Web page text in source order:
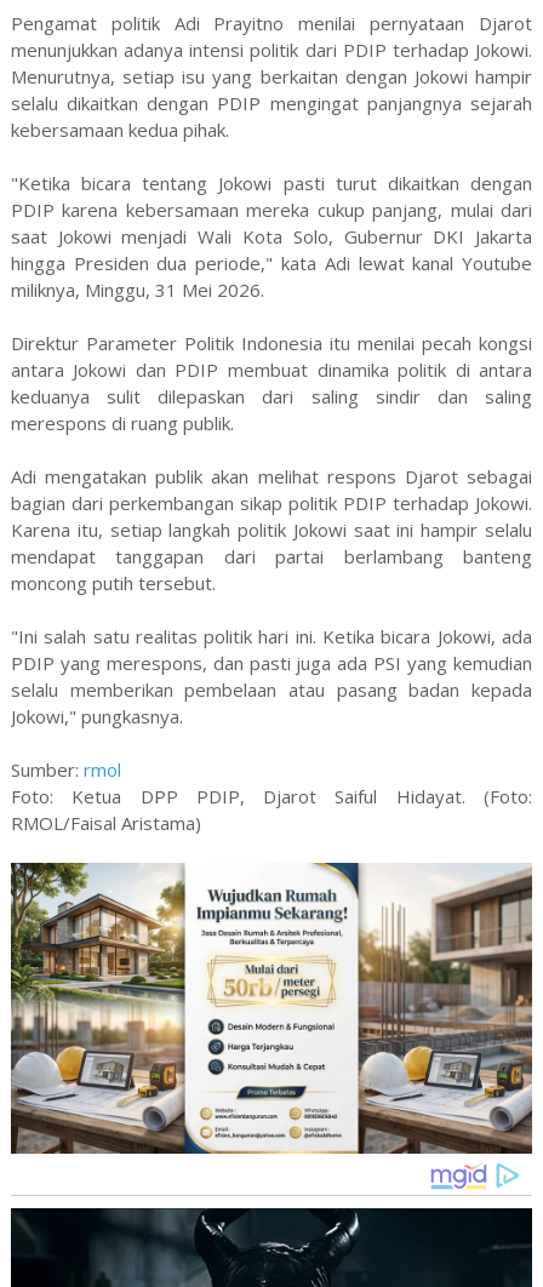
Pengamat politik Adi Prayitno menilai pernyataan Djarot
menunjukkan adanya intensi politik dari PDIP terhadap Jokowi.
Menurutnya, setiap isu yang berkaitan dengan Jokowi hampir
selalu dikaitkan dengan PDIP mengingat panjangnya sejarah
kebersamaan kedua pihak.
"Ketika bicara tentang Jokowi pasti turut dikaitkan dengan
PDIP karena kebersamaan mereka cukup panjang, mulai dari
saat Jokowi menjadi Wali Kota Solo, Gubernur DKI Jakarta
hingga Presiden dua periode," kata Adi lewat kanal Youtube
miliknya, Minggu, 31 Mei 2026.
Direktur Parameter Politik Indonesia itu menilai pecah kongsi
antara Jokowi dan PDIP membuat dinamika politik di antara
keduanya sulit dilepaskan dari saling sindir dan saling
merespons di ruang publik.
Adi mengatakan publik akan melihat respons Djarot sebagai
bagian dari perkembangan sikap politik PDIP terhadap Jokowi.
Karena itu, setiap langkah politik Jokowi saat ini hampir selalu
mendapat tanggapan dari partai berlambang banteng
moncong putih tersebut.
"Ini salah satu realitas politik hari ini. Ketika bicara Jokowi, ada
PDIP yang merespons, dan pasti juga ada PSI yang kemudian
selalu memberikan pembelaan atau pasang badan kepada
Jokowi," pungkasnya.
Sumber: rmol
Foto: Ketua DPP PDIP, Djarot Saiful Hidayat. (Foto:
RMOL/Faisal Aristama)